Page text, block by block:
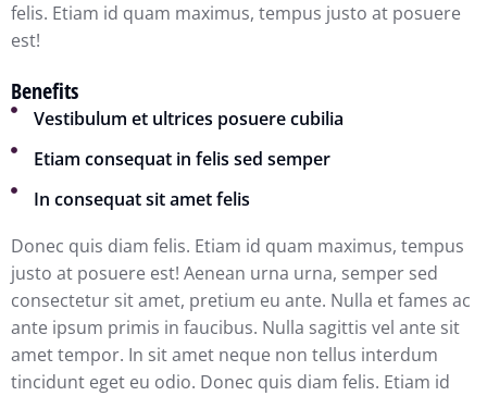
felis. Etiam id quam maximus, tempus justo at posuere
est!
Benefits
Vestibulum et ultrices posuere cubilia
Etiam consequat in felis sed semper
In consequat sit amet felis
Donec quis diam felis. Etiam id quam maximus, tempus
justo at posuere est! Aenean urna urna, semper sed
consectetur sit amet, pretium eu ante. Nulla etfames ac
ante ipsum primis in faucibus. Nulla sagittis vel ante sit
amet tempor. In sit amet neque non tellus interdum
tincidunt eget eu odio. Donec quis diam felis. Etiam id